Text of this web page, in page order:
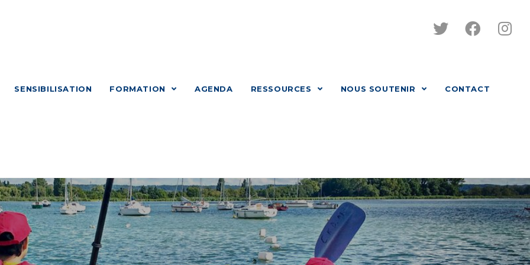
SENSIBILISATION FORMATION AGENDA RESSOURCES NOUS SOUTENIR CONTACT